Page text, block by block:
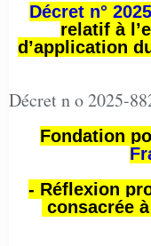
Décret n°
relatif à
d’application
Décret n o 2025-
Fondation
- Réflexion
consacrée